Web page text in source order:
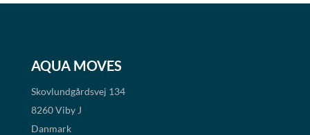
AQUA MOVES
Skovlundgårdsvej 134
8260 Viby J
Danmark